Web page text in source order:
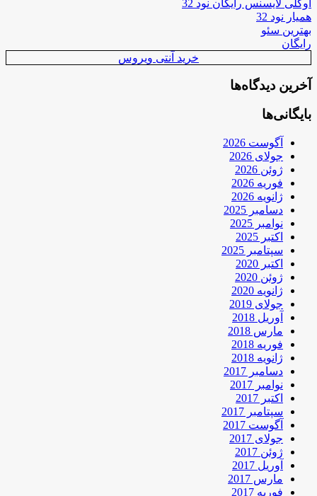
اوکلی لایسنس رایگان نود 32
همیار نود 32
بهترین سئو
رایگان
خرید آنتی ویروس
آخرین دیدگاه‌ها
بایگانی‌ها
آگوست 2026
جولای 2026
ژوئن 2026
فوریه 2026
ژانویه 2026
دسامبر 2025
نوامبر 2025
اکتبر 2025
سپتامبر 2025
اکتبر 2020
ژوئن 2020
ژانویه 2020
جولای 2019
آوریل 2018
مارس 2018
فوریه 2018
ژانویه 2018
دسامبر 2017
نوامبر 2017
اکتبر 2017
سپتامبر 2017
آگوست 2017
جولای 2017
ژوئن 2017
آوریل 2017
مارس 2017
فوریه 2017